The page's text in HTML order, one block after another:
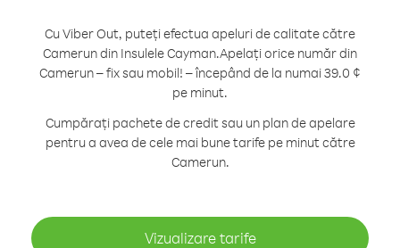
Cu Viber Out, puteți efectua apeluri de calitate către
Camerun din Insulele Cayman.Apelați orice număr din
Camerun – fix sau mobil! – începând de la numai 39.0 ¢
pe minut.
Cumpărați pachete de credit sau un plan de apelare
pentru a avea de cele mai bune tarife pe minut către
Camerun.
Vizualizare tarife